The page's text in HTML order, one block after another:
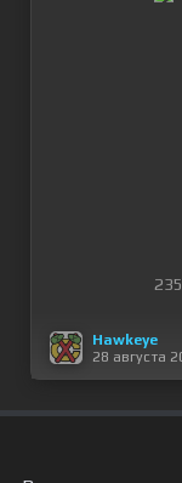
Hawkeye
28 августа